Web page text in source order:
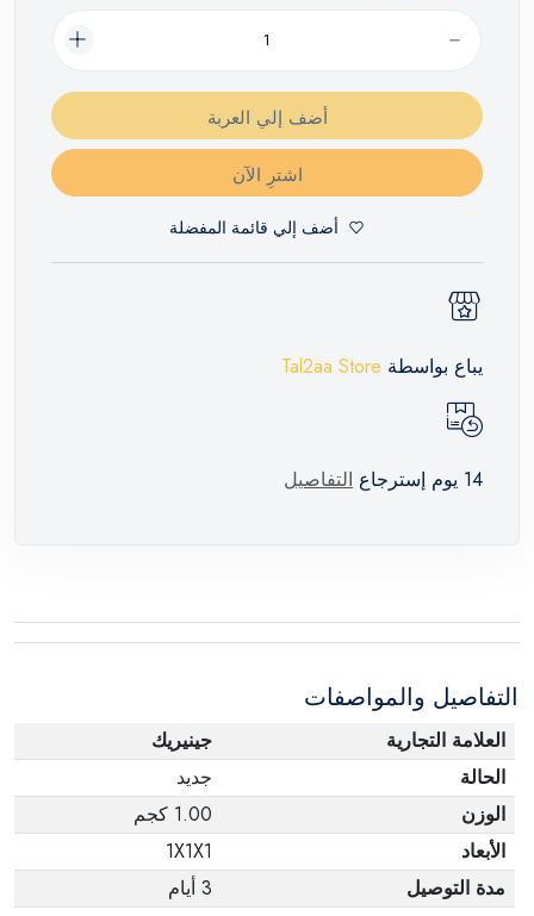
أضف إلي العربة
اشترِ الآن
أضف إلي قائمة المفضلة
يباع بواسطة Tal2aa Store
14 يوم إسترجاع التفاصيل
التفاصيل والمواصفات
العلامة التجارية
جينيريك
الحالة
جديد
الوزن
1.00 كجم
الأبعاد
1X1X1
مدة التوصيل
3 أيام